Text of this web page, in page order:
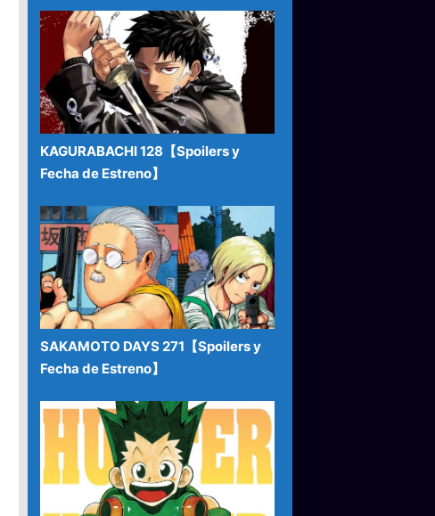
KAGURABACHI 128【Spoilers y
Fecha de Estreno】
SAKAMOTO DAYS 271【Spoilers y
Fecha de Estreno】